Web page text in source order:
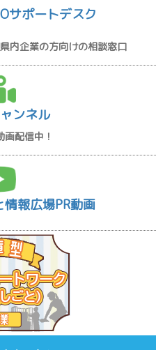
サポートデスク
内企業の方向けの相談窓口
ンネル
配信中！
報広場PR動画